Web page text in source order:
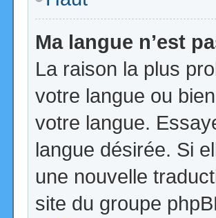
Ma langue n’est
La raison la plus
votre langue ou
votre langue.
langue désirée. Si
une nouvelle
site du groupe